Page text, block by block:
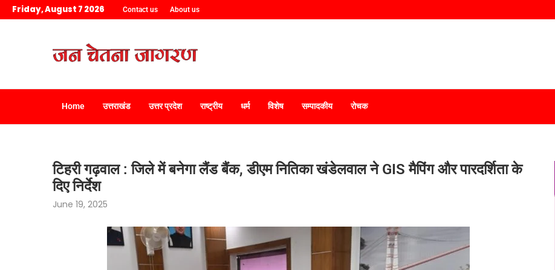
Friday, August 7 2026 Contact us About us
Home उत्तराखंड उत्तर प्रदेश राष्ट्रीय धर्म विशेष सम्पादकीय रोचक
टिहरी गढ़वाल : जिले में बनेगा लैंड बैंक, डीएम नितिका खंडेलवाल ने GIS मैपिंग और पारदर्शिता के
दिए निर्देश
June 19, 2025